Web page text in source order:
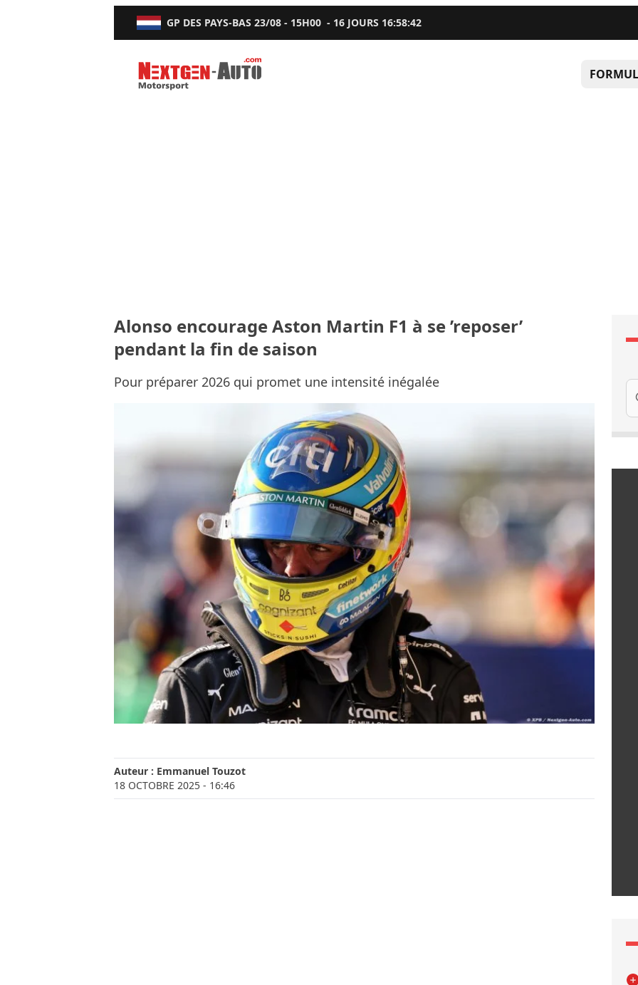
GP DES PAYS-BAS 23/08 - 15H00 - 16 JOURS 16:58:41
Nextgen-Auto.com
Alonso encourage Aston Martin F1 à se ’reposer’
pendant la fin de saison
Pour préparer 2026 qui promet une intensité inégalée
Auteur : Emmanuel Touzot
18 OCTOBRE 2025 - 16:46